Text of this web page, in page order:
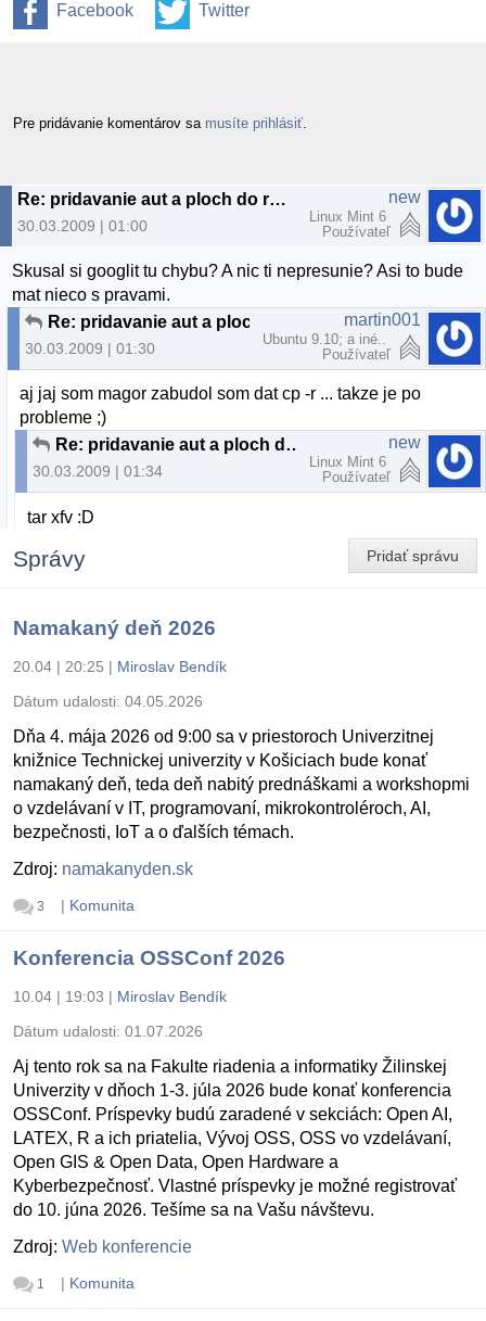
Facebook Twitter
Pre pridávanie komentárov sa musíte prihlásiť
Re: pridavanie aut a ploch do racer-u
30.03.2009 | 01:00
new
Linux Mint 6
Používateľ
Skusal si googlit tu chybu? A nic ti nepresunie? Asi to bude
mat nieco s pravami.
30.03.2009 | 01:30
martin001
Ubuntu 9.10; a iné..
Používateľ
aj jaj som magor zabudol som dat cp -r ... takze je po
probleme ;)
Re: pridavanie aut a ploch do racer-u
30.03.2009 | 01:34
new
Linux Mint 6
Používateľ
tar xfv :D
Pridať správu
Správy
Namakaný deň 2026
20.04 | 20:25 | Miroslav Bendík
Dátum udalosti: 04.05.2026
Dňa 4. mája 2026 od 9:00 sa v priestoroch Univerzitnej
knižnice Technickej univerzity v Košiciach bude konať
namakaný deň, teda deň nabitý prednáškami a workshopmi
o vzdelávaní v IT, programovaní, mikrokontroléroch, AI,
bezpečnosti, IoT a o ďalších témach.
Zdroj: namakanyden.sk
3 | Komunita
Konferencia OSSConf 2026
10.04 | 19:03 | Miroslav Bendík
Dátum udalosti: 01.07.2026
Aj tento rok sa na Fakulte riadenia a informatiky Žilinskej
Univerzity v dňoch 1-3. júla 2026 bude konať konferencia
OSSConf. Príspevky budú zaradené v sekciách: Open AI,
LATEX, R a ich priatelia, Vývoj OSS, OSS vo vzdelávaní,
Open GIS & Open Data, Open Hardware a
Kyberbezpečnosť. Vlastné príspevky je možné registrovať
do 10. júna 2026. Tešíme sa na Vašu návštevu.
Zdroj: Web konferencie
1 | Komunita